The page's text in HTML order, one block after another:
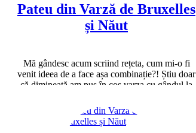
Pateu din Varză de Bruxelles
și Năut
Mă gândesc acum scriind rețeta, cum mi-o fi
venit ideea de a face așa combinație?! Știu doar
că dimineață am pus în coș varza cu gândul la